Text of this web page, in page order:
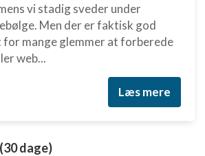
vi stadig sveder under
Men der er faktisk god
mange glemmer at forberede
web...
Læs mere
dage)